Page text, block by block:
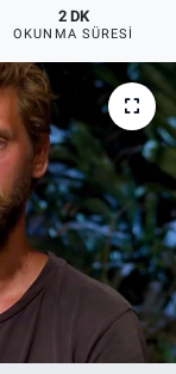
2 DK
OKUNMA SÜRESI